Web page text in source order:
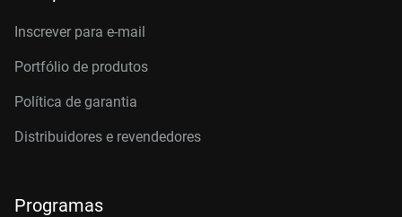
Inscrever para e-mail
Portfólio de produtos
Política de garantia
Distribuidores e revendedores
Programas